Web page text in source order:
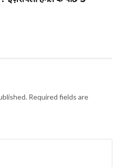
Required fields are